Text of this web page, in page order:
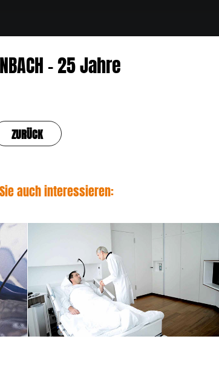
- 25 Jahre
ZURÜCK
auch interessieren:
Vitule App - Die mobile Lösung für
Vitalwerte